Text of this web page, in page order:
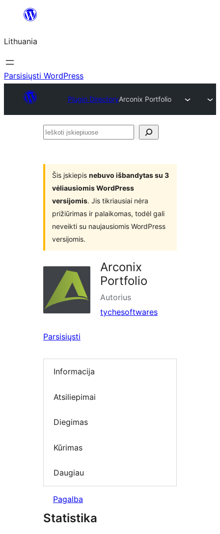
turinio
Lithuania
Parsisiųsti WordPress
Plugin DirectoryArconix Portfolio
Ieškoti
Šis įskiepis nebuvo išbandytas su 3
vėliausiomis WordPress
versijomis. Jis tikriausiai nėra
prižiūrimas ir palaikomas, todėl gali
neveikti su naujausiomis WordPress
versijomis.
Arconix
Portfolio
Autorius
tychesoftwares
Parsisiųsti
Informacija
Atsiliepimai
Diegimas
Kūrimas
Daugiau
Pagalba
Statistika